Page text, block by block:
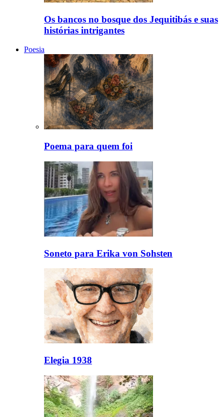
Os bancos no bosque dos Jequitibás e suas
histórias intrigantes
Poesia
Poema para quem foi
Soneto para Erika von Sohsten
Elegia 1938